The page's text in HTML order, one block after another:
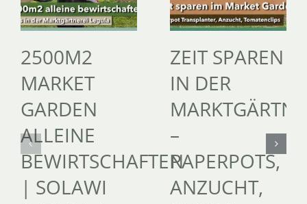
2500M2
MARKET
GARDEN
ALLEINE
BEWIRTSCHAFTEN
| SOLAWI
ZEIT SPAREN
IN DER
–
PAPERPOTS,
ANZUCHT,